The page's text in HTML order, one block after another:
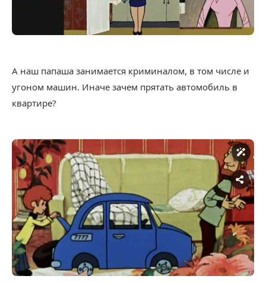
А наш папаша занимается криминалом, в том числе и
угоном машин. Иначе зачем прятать автомобиль в
квартире?